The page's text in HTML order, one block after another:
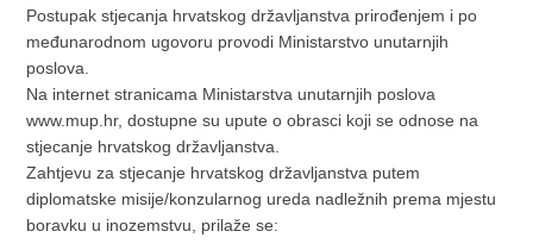
Postupak stjecanja hrvatskog državljanstva prirođenjem i po
međunarodnom ugovoru provodi Ministarstvo unutarnjih
poslova.
Na internet stranicama Ministarstva unutarnjih poslova
www.mup.hr, dostupne su upute o obrasci koji se odnose na
stjecanje hrvatskog državljanstva.
Zahtjevu za stjecanje hrvatskog državljanstva putem
diplomatske misije/konzularnog ureda nadležnih prema mjestu
boravku u inozemstvu, prilaže se: